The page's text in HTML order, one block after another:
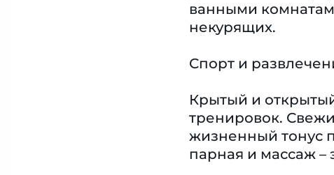
ванными
некурящих.
Спорт и
Крытый и
тренировок.
жизненный тонус
парная и массаж –